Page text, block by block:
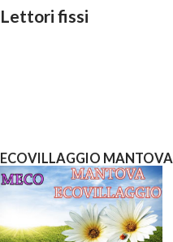
Lettori fissi
ECOVILLAGGIO MANTOVA